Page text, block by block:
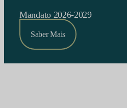
Mandato 2026-2029
Saber Mais